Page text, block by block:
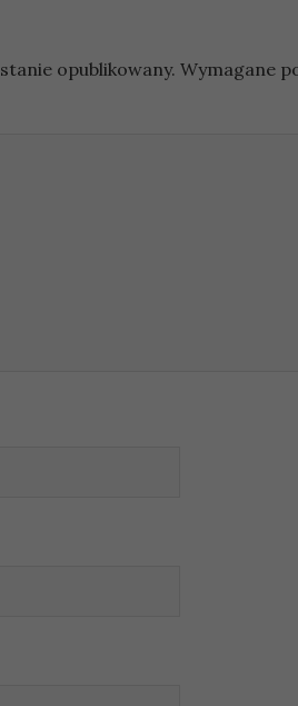
opublikowany. Wymagane